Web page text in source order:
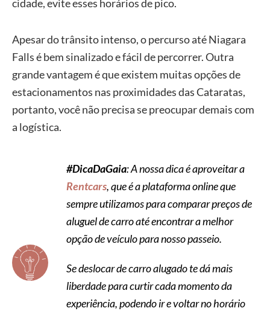
cidade, evite esses horários de pico.
Apesar do trânsito intenso, o percurso até Niagara
Falls é bem sinalizado e fácil de percorrer. Outra
grande vantagem é que existem muitas opções de
estacionamentos nas proximidades das Cataratas,
portanto, você não precisa se preocupar demais com
a logística.
#DicaDaGaia: A nossa dica é aproveitar a
Rentcars, que é a plataforma online que
sempre utilizamos para comparar preços de
aluguel de carro até encontrar a melhor
opção de veículo para nosso passeio.
Se deslocar de carro alugado te dá mais
liberdade para curtir cada momento da
experiência, podendo ir e voltar no horário